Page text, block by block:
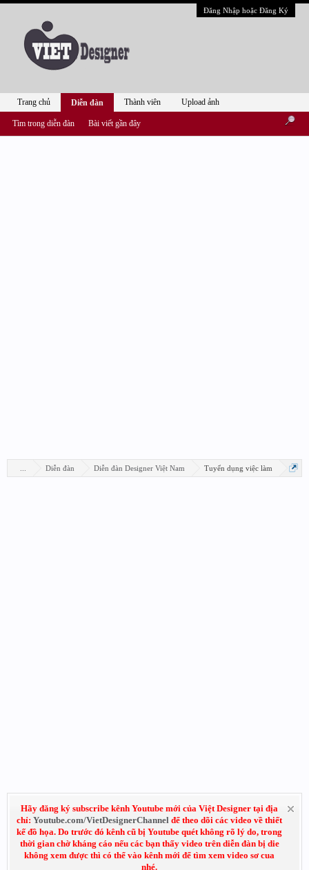
Đăng Nhập hoặc Đăng Ký
Diễn đàn Diễn đàn Designer Việt Nam Tuyển dụng việc làm
Hãy đăng ký subscribe kênh Youtube mới của Việt Designer tại địa
chỉ: Youtube.com/VietDesignerChannel để theo dõi các video về thiết
kế đồ họa. Do trước đó kênh cũ bị Youtube quét không rõ lý do, trong
thời gian chờ kháng cáo nếu các bạn thấy video trên diễn đàn bị die
không xem được thì có thể vào kênh mới để tìm xem video sơ cua
nhé.
Trang chủ Diễn đàn
Tìm trong diễn đàn Bài viết gần đây
Thành viên Upload ảnh